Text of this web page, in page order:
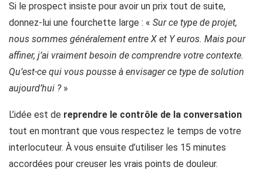
Si le prospect insiste pour avoir un prix tout de suite,
donnez-lui une fourchette large : « Sur ce type de projet,
nous sommes généralement entre X et Y euros. Mais pour
affiner, j’ai vraiment besoin de comprendre votre contexte.
Qu’est-ce qui vous pousse à envisager ce type de solution
aujourd’hui ?»
L’idée est de reprendre le contrôle de la conversation
tout en montrant que vous respectez le temps de votre
interlocuteur. À vous ensuite d’utiliser les 15 minutes
accordées pour creuser les vrais points de douleur.